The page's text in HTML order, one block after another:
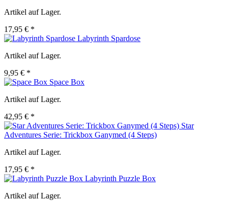
Artikel auf Lager.
17,95 € *
Labyrinth Spardose
Artikel auf Lager.
9,95 € *
Space Box
Artikel auf Lager.
42,95 € *
Star
Adventures Serie: Trickbox Ganymed (4 Steps)
Artikel auf Lager.
17,95 € *
Labyrinth Puzzle Box
Artikel auf Lager.